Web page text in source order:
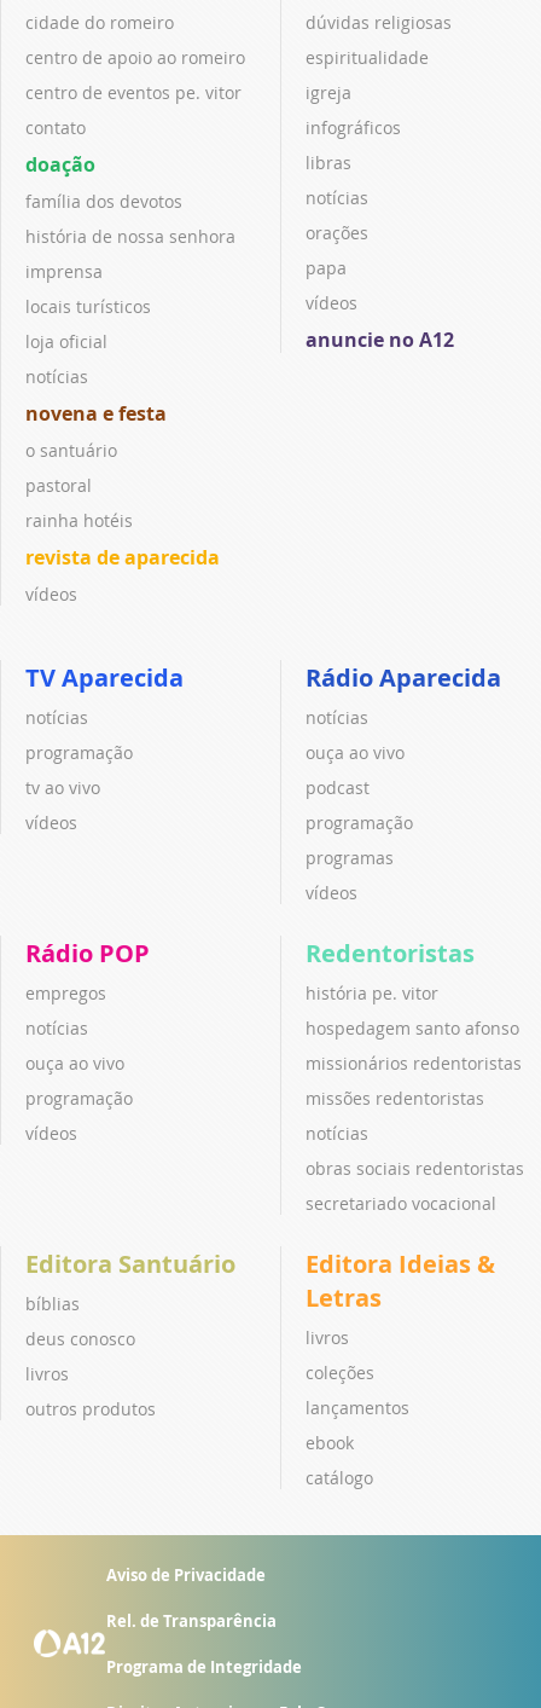
cidade do romeiro
centro de apoio ao romeiro
centro de eventos pe. vitor
contato
doação
família dos devotos
história de nossa senhora
imprensa
locais turísticos
loja oficial
notícias
novena e festa
o santuário
pastoral
rainha hotéis
revista de aparecida
vídeos
dúvidas religiosas
espiritualidade
igreja
infográficos
libras
notícias
orações
papa
vídeos
anuncie no A12
TV Aparecida
notícias
programação
tv ao vivo
vídeos
Rádio Aparecida
notícias
ouça ao vivo
podcast
programação
programas
vídeos
Rádio POP
empregos
notícias
ouça ao vivo
programação
vídeos
Redentoristas
história pe. vitor
hospedagem santo afonso
missionários redentoristas
missões redentoristas
notícias
obras sociais redentoristas
secretariado vocacional
Editora Santuário
bíblias
deus conosco
livros
outros produtos
Editora Ideias &
Letras
livros
coleções
lançamentos
ebook
catálogo
Aviso de Privacidade
Rel. de Transparência
Programa de Integridade